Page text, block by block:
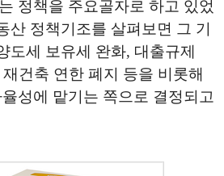
정책을 주요골자로 하고 있었
산 정책기조를 살펴보면 그 기
도세 보유세 완화, 대출규제
건축 연한 폐지 등을 비롯해
성에 맡기는 쪽으로 결정되고